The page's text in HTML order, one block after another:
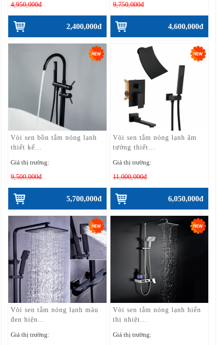
4,950,000đ
2,400,000đ
9,750,000đ
4,600,000đ
Vòi sen bồn tắm nóng lạnh
thiết kế...
Giá thị trường:
9,500,000đ
5,700,000đ
Vòi sen tắm nóng lạnh âm
tường thiết...
Giá thị trường:
11,000,000đ
6,050,000đ
Vòi sen tắm nóng lạnh màu
đen hiện...
Giá thị trường:
Vòi sen tắm nóng lạnh hiển
thị nhiệt...
Giá thị trường: